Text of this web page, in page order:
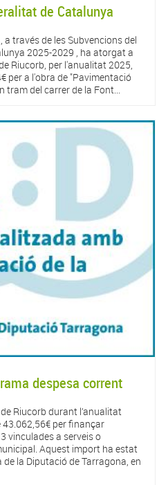
de Catalunya
través de les Subvencions del
2025-2029 , ha atorgat a
Riucorb, per l'anualitat 2025,
per a l'obra de "Pavimentació
tram del carrer de la Font...
despesa corrent
Riucorb durant l’anualitat
per finançar
vinculades a serveis o
Aquest import ha estat
la Diputació de Tarragona, en